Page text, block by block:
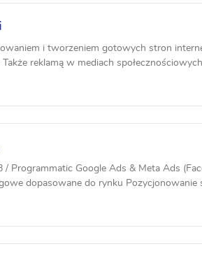
i tworzeniem gotowych stron
reklamą w mediach
/ Programmatic Google Ads & Meta Ads
dopasowane do rynku Pozycjonowanie